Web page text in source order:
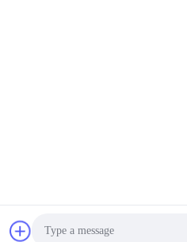
Βρείτε την
Guangzhou Xingchao